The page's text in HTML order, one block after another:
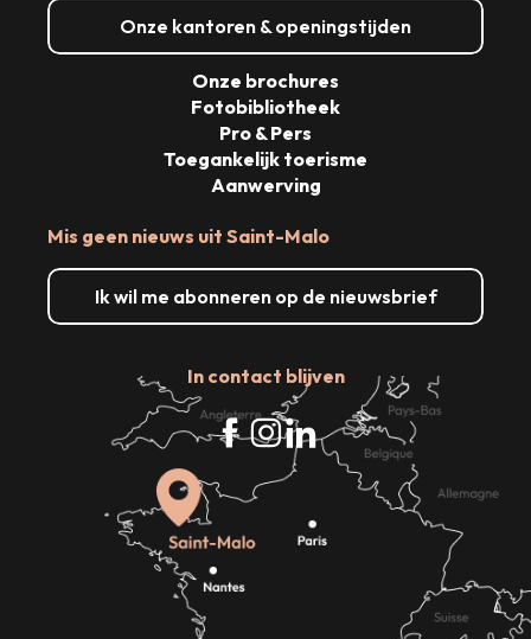
Onze kantoren & openingstijden
Mis geen nieuws uit Saint-Malo
Ik wil me abonneren op de nieuwsbrief
In contact blijven
Onze brochures
Fotobibliotheek
Pro & Pers
Toegankelijk toerisme
Aanwerving